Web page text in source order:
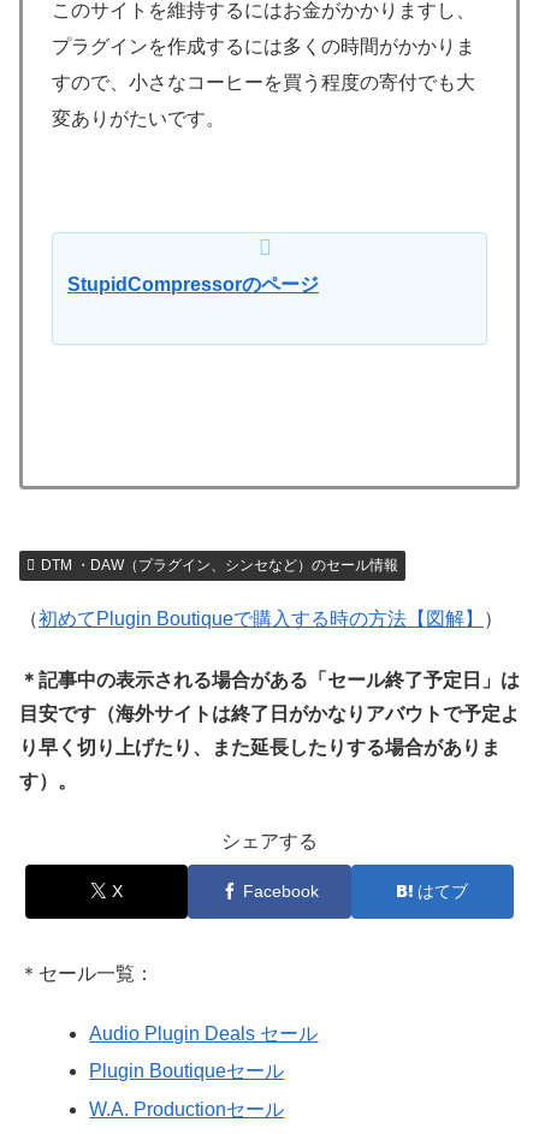
このサイトを維持するにはお金がかかりますし、
プラグインを作成するには多くの時間がかかりま
すので、小さなコーヒーを買う程度の寄付でも大
変ありがたいです。
StupidCompressorのページ
DTM ・DAW（プラグイン、シンセなど）のセール情報
（初めてPlugin Boutiqueで購入する時の方法【図解】 ）
＊記事中の表示される場合がある「セール終了予定日」は
目安です（海外サイトは終了日がかなりアバウトで予定よ
り早く切り上げたり、また延長したりする場合がありま
す）。
シェアする
X Facebook はてブ
＊セール一覧：
Audio Plugin Deals セール
Plugin Boutiqueセール
W.A. Productionセール